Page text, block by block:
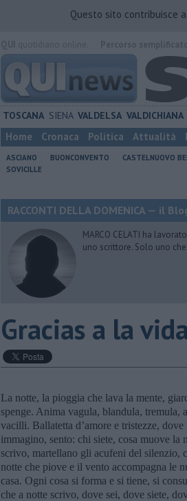
Questo sito contribuisce
TOSCANA SIENA VALDELSA VALDICHIANA
Home Cronaca Politica Attualità
ASCIANO BUONCONVENTO CASTELNUOVO
SOVICILLE
RACCONTI DELLA DOMENICA — il
MARCO CELATI ha
uno scrittore. Solo uno
Gracias a la
La notte, la pioggia che lava la mente,
spenge. Anima vagula, blandula,
vacilli. Ballatetta d’amore e tristezze,
immagino, sento: chi siete, cosa muove
scrivo, martellano gli acufeni del silenzio,
notte che piove e il vento accompagna le
casa. Ogni cosa si forma e si tiene, si
che a notte scrivo, dove sei, dove siete,